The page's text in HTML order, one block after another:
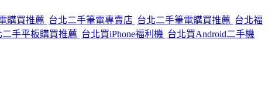
購買推薦 台北二手筆電專賣店 台北二手筆電購買推薦 台北福
二手平板購買推薦 台北買iPhone福利機 台北買Android二手機